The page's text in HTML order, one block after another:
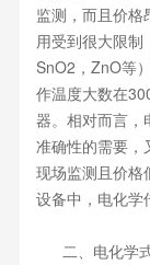
监测，而且价格
用受到很大限制
SnO2，ZnO等
作温度大数在
器。相对而言，
准确性的需要，
现场监测且价格
设备中，电化学
二、电化学